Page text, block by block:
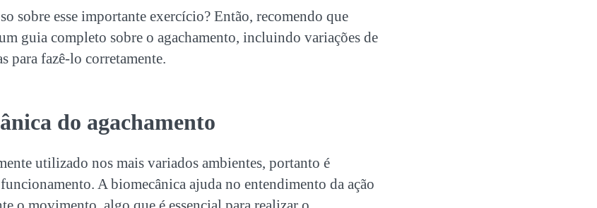
sobre esse importante exercício? Então, recomendo que
guia completo sobre o agachamento, incluindo variações de
para fazê-lo corretamente.
do agachamento
utilizado nos mais variados ambientes, portanto é
A biomecânica ajuda no entendimento da ação